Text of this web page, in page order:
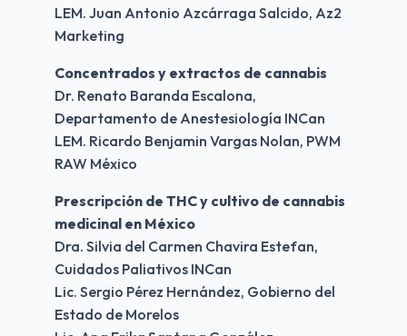
LEM. Juan Antonio Azcárraga Salcido, Az2
Marketing
Concentrados y extractos de cannabis
Dr. Renato Baranda Escalona,
Departamento de Anestesiología INCan
LEM. Ricardo Benjamin Vargas Nolan, PWM
RAW México
Prescripción de THC y cultivo de cannabis
medicinal en México
Dra. Silvia del Carmen Chavira Estefan,
Cuidados Paliativos INCan
Lic. Sergio Pérez Hernández, Gobierno del
Estado de Morelos